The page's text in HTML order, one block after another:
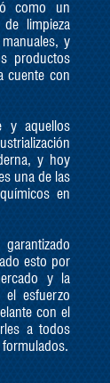
como un
de limpieza
y
productos
cuente con
y aquellos
y hoy
una de las
en
esto por
y la
el esfuerzo
con el
a todos